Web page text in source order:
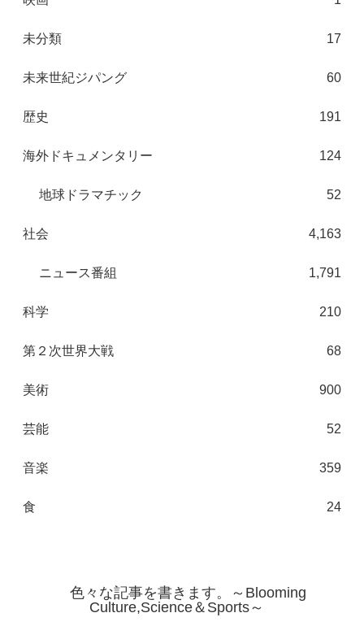
未分類 17
未来世紀ジパング 60
歴史 191
海外ドキュメンタリー 124
地球ドラマチック 52
社会 4,163
ニュース番組 1,791
科学 210
第２次世界大戦 68
美術 900
芸能 52
音楽 359
食 24
色々な記事を書きます。～Blooming
Culture,Science＆Sports～